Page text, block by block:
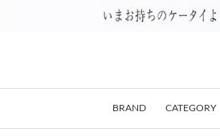
BRAND CATEGORY